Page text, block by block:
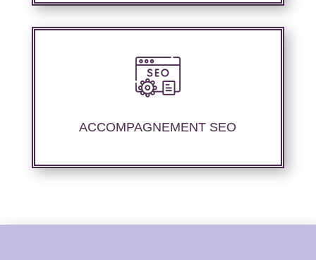
ACCOMPAGNEMENT SEO
Nous offrons un suivi et un rapport de
positionnement détaillé pour vous permettre